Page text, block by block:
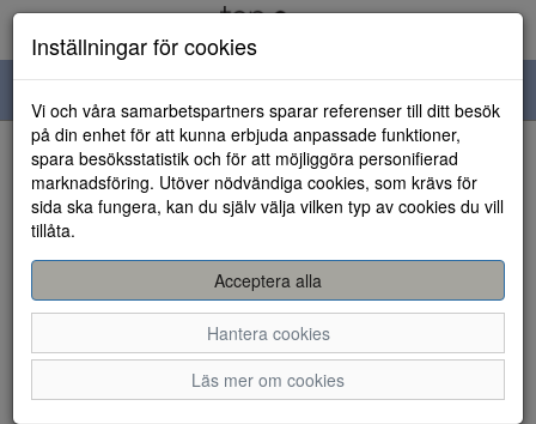
navigation
HEM
Inställningar för cookies
Vi och våra samarbetspartners sparar referenser till ditt besök
på din enhet för att kunna erbjuda anpassade funktioner,
spara besöksstatistik och för att möjliggöra personifierad
marknadsföring. Utöver nödvändiga cookies, som krävs för
sida ska fungera, kan du själv välja vilken typ av cookies du vill
tillåta.
Acceptera alla
Hantera cookies
Läs mer om cookies